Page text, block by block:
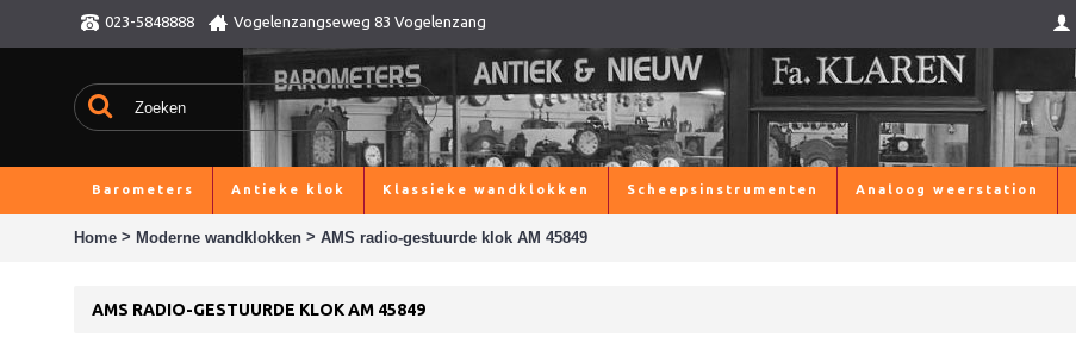
023-5848888 Vogelenzangseweg 83 Vogelenzang
Barometers Antieke klok Klassieke wandklokken Scheepsinstrumenten Analoog weerstation
Home > Moderne wandklokken > AMS radio-gestuurde klok AM 45849
AMS RADIO-GESTUURDE KLOK AM 45849